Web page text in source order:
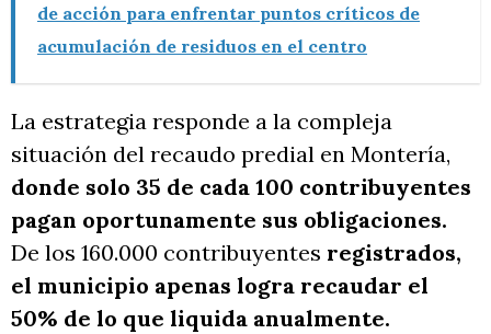
de acción para enfrentar puntos críticos de
acumulación de residuos en el centro
La estrategia responde a la compleja
situación del recaudo predial en Montería,
donde solo 35 de cada 100 contribuyentes
pagan oportunamente sus obligaciones.
De los 160.000 contribuyentes registrados,
el municipio apenas logra recaudar el
50% de lo que liquida anualmente.